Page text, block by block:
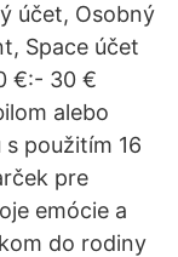
účet, Osobný
Space účet
€:- 30 €
alebo
použitím 16
pre
emócie a
do rodiny